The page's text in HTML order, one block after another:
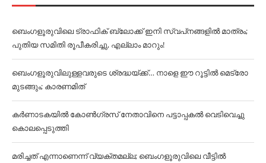
ബെംഗളൂരുവിലെ ട്രാഫിക് ബ്ലോക്ക് ഇനി സ്വപ്‌നങ്ങളില്‍ മാത്രം;
പുതിയ സമിതി രൂപീകരിച്ചു, എല്ലാം മാറും!
ബെംഗളൂരുവിലുള്ളവരുടെ ശ്രദ്ധയ്ക്ക്… നാളെ ഈ റൂട്ടില്‍ മെട്രോ
മുടങ്ങും; കാരണമിത്
കര്‍ണാടകയില്‍ കോണ്‍ഗ്രസ് നേതാവിനെ പട്ടാപ്പകല്‍ വെടിവെച്ചു
കൊലപ്പെടുത്തി
മരിച്ചത് എന്നാണെന്ന് വ്യക്തമല്ല; ബെംഗളൂരുവിലെ വീട്ടില്‍